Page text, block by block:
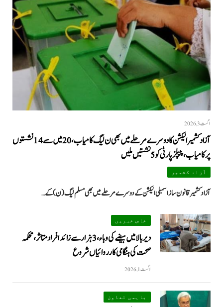
اگست 3, 2026
آزاد کشمیر الیکشن کا دوسرے مرحلے میں بھی ن لیگ کامیاب، 20 میں سے 14 نشستوں
پر کامیاب، پیپلزپارٹی کو 5 نشستیں ملیں
آزاد کشمیر
آزاد کشمیر قانون ساز اسمبلی الیکشن کے دوسرے مرحلے میں بھی مسلم لیگ (ن) کے…
خاص خبریں
دیر بالا میں ہیضے کی وباء، 3 ہزار سے زائد افراد متاثر، محکمہ
صحت کی ہنگامی کارروائیاں شروع
اگست 1, 2026
باہمی تعاون